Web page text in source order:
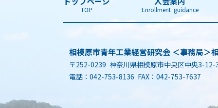
TOP Enrollment guidance
相模原市青年工業経営研究会 ＜事務局＞
〒252-0239 神奈川県相模原市中央区中央3-12-
電話：042-753-8136 FAX：042-753-7637